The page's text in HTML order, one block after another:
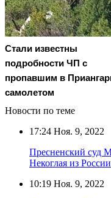
Стали известны
подробности ЧП с
пропавшим в
самолетом
Новости по теме
17:24 Ноя. 9, 2022
Пресненский суд
Некоглая из России
10:19 Ноя. 9, 2022